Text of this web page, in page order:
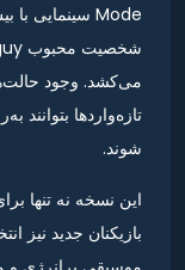
می‌کشد. وجود
شوند.
این نسخه نه تنها
بازیکنان جدید نیز